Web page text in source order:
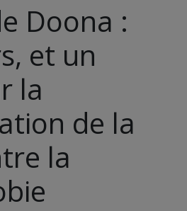
Doona :
et un
la
de la
la